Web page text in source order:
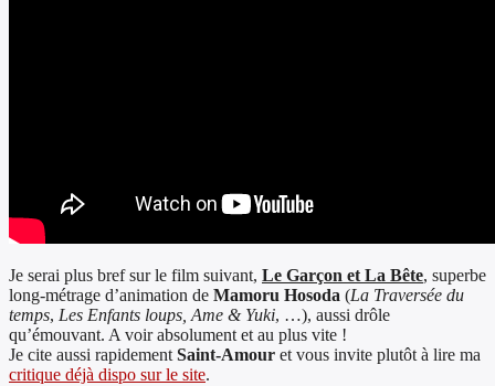
Je serai plus bref sur le film suivant, Le Garçon et La Bête, superbe
long-métrage d’animation de Mamoru Hosoda (La Traversée du
temps, Les Enfants loups, Ame & Yuki, …), aussi drôle
qu’émouvant. A voir absolument et au plus vite !
Je cite aussi rapidement Saint-Amour et vous invite plutôt à lire ma
critique déjà dispo sur le site.